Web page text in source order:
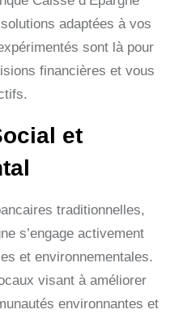
adaptées à vos
sont là pour
financières et vous
et
traditionnelles,
s’engage activement
et environnementales.
visant à améliorer
environnantes et